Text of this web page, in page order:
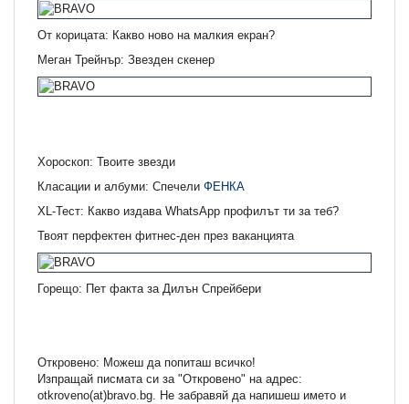
От корицата: Какво ново на малкия екран?
Меган Трейнър: Звезден скенер
Хороскоп: Твоите звезди
Класации и албуми: Спечели ФЕНКА
XL-Тест: Какво издава WhatsApp профилът ти за теб?
Твоят перфектен фитнес-ден през ваканцията
Горещо: Пет факта за Дилън Спрейбери
Откровено: Можеш да попиташ всичко!
Изпращай писмата си за "Откровено" на адрес:
otkroveno(at)bravo.bg. Не забравяй да напишеш името и